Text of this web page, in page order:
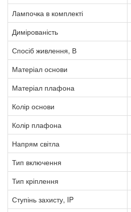
Лампочка в комплекті
Димірованість
Спосіб живлення, В
Матеріал основи
Матеріал плафона
Колір основи
Колір плафона
Напрям світла
Тип включення
Тип кріплення
Ступінь захисту, IP